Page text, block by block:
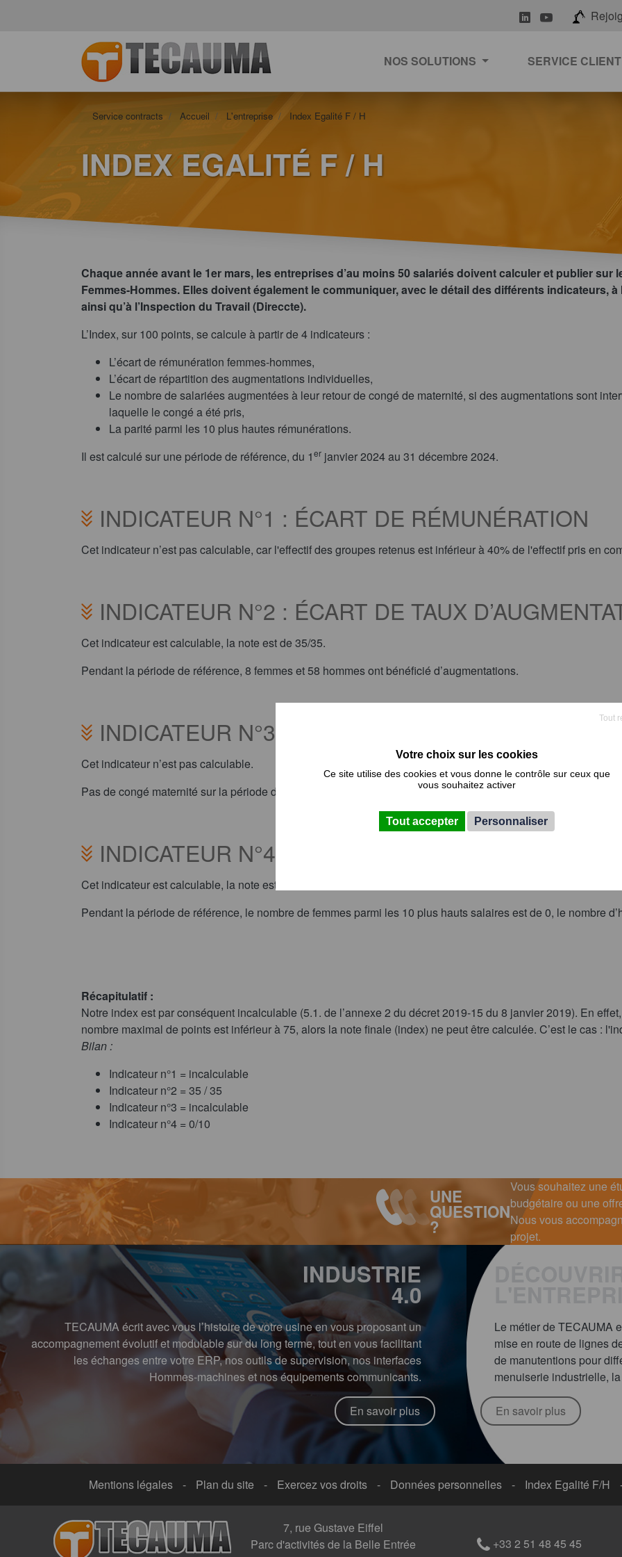
LinkedInYoutube
NOS SOLUTIONS SERVICE CLIENT
Service contracts Accueil L'entreprise Index Egalité F / H
INDEX EGALITÉ F / H
Chaque année avant le 1er mars, les entreprises d’au moins 50 salariés doivent calculer et publier sur
Femmes-Hommes. Elles doivent également le communiquer, avec le détail des différents indicateurs,
ainsi qu’à l’Inspection du Travail (Direccte).
L’Index, sur 100 points, se calcule à partir de 4 indicateurs :
L’écart de rémunération femmes-hommes,
L’écart de répartition des augmentations individuelles,
Le nombre de salariées augmentées à leur retour de congé de maternité, si des augmentations sont
laquelle le congé a été pris,
La parité parmi les 10 plus hautes rémunérations.
Il est calculé sur une période de référence, du 1er janvier 2024 au 31 décembre 2024.
INDICATEUR N°1 : ÉCART DE RÉMUNÉRATION
Cet indicateur n’est pas calculable, car l'effectif des groupes retenus est inférieur à 40% de l'effectif pris en
INDICATEUR N°2 : ÉCART DE TAUX
Cet indicateur est calculable, la note est de 35/35.
Pendant la période de référence, 8 femmes et 58 hommes ont bénéficié d’augmentations.
INDICATEUR N°3 : RETOUR CONGÉ MATERNITÉ
Cet indicateur n’est pas calculable.
Pas de congé maternité sur la période de référence.
INDICATEUR N°4 : HAUTES RÉMUNÉRATIONS
Cet indicateur est calculable, la note est de 0/10.
Pendant la période de référence, le nombre de femmes parmi les 10 plus hauts salaires est de 0, le nombre
Récapitulatif :
Notre index est par conséquent incalculable (5.1. de l’annexe 2 du décret 2019-15 du 8 janvier 2019). En
nombre maximal de points est inférieur à 75, alors la note finale (index) ne peut être calculée. C’est le cas :
Bilan :
Indicateur n°1 = incalculable
Indicateur n°2 = 35 / 35
Indicateur n°3 = incalculable
Indicateur n°4 = 0/10
UNE
QUESTION
?
Vous souhaitez une
budgétaire ou une
Nous vous
projet.
INDUSTRIE
4.0
TECAUMA écrit avec vous l’histoire de votre usine en vous proposant un
accompagnement évolutif et modulable sur du long terme, tout en vous facilitant
les échanges entre votre ERP, nos outils de supervision, nos interfaces
Hommes-machines et nos équipements communicants.
En savoir plus
Le métier de TECAUMA
mise en route de lignes
de manutentions pour
menuiserie industrielle,
En savoir plus
Mentions légales - Plan du site - Exercez vos droits - Données personnelles - Index Egalité F/H
7, rue Gustave Eiffel
Parc d'activités de la Belle Entrée
+33 2 51 48 45 45
Ce site utilise des cookies et vous donne le contrôle sur ceux que
vous souhaitez activer
Tout accepter
Tout
Personnaliser